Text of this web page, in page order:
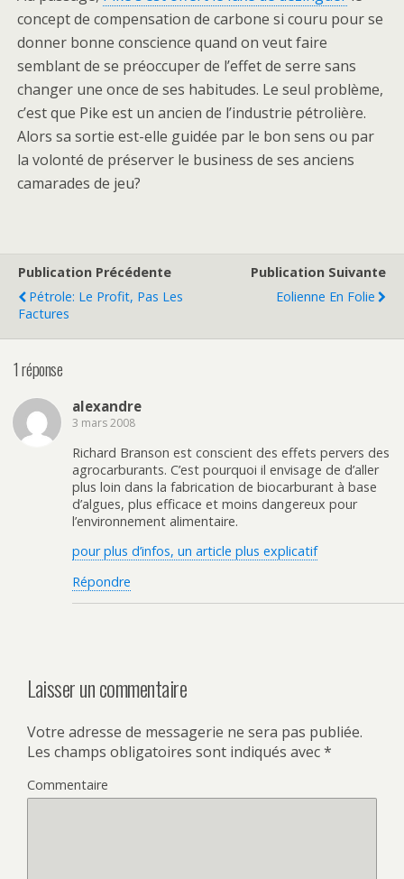
concept de compensation de carbone si couru pour se
donner bonne conscience quand on veut faire
semblant de se préoccuper de l’effet de serre sans
changer une once de ses habitudes. Le seul problème,
c’est que Pike est un ancien de l’industrie pétrolière.
Alors sa sortie est-elle guidée par le bon sens ou par
la volonté de préserver le business de ses anciens
camarades de jeu?
Publication Précédente
Pétrole: Le Profit, Pas Les
Factures
Publication Suivante
Eolienne En Folie
1 réponse
alexandre
3 mars 2008
Richard Branson est conscient des effets pervers des
agrocarburants. C’est pourquoi il envisage de d’aller
plus loin dans la fabrication de biocarburant à base
d’algues, plus efficace et moins dangereux pour
l’environnement alimentaire.
pour plus d’infos, un article plus explicatif
Répondre
Laisser un commentaire
Votre adresse de messagerie ne sera pas publiée.
Les champs obligatoires sont indiqués avec*
Commentaire